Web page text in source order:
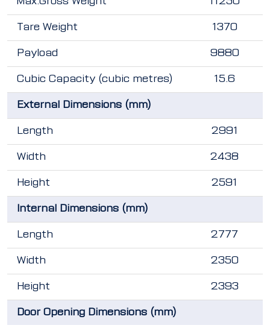
Tare Weight 1370
Payload 9880
Cubic Capacity (cubic metres) 15.6
External Dimensions (mm)
Length 2991
Width 2438
Height 2591
Internal Dimensions (mm)
Length 2777
Width 2350
Height 2393
Door Opening Dimensions (mm)